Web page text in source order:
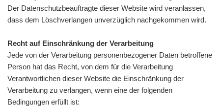
Der Datenschutzbeauftragte dieser Website wird veranlassen,
dass dem Löschverlangen unverzüglich nachgekommen wird.
Recht auf Einschränkung der Verarbeitung
Jede von der Verarbeitung personenbezogener Daten betroffene
Person hat das Recht, von dem für die Verarbeitung
Verantwortlichen dieser Website die Einschränkung der
Verarbeitung zu verlangen, wenn eine der folgenden
Bedingungen erfüllt ist: